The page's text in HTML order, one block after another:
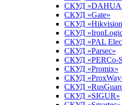
СКУД
СКУД «Gate»
СКУД
СКУД
СКУД «PAL
СКУД «Parsec»
СКУД «PERCo-
СКУД «Promix»
СКУД
СКУД
СКУД «SIGUR»